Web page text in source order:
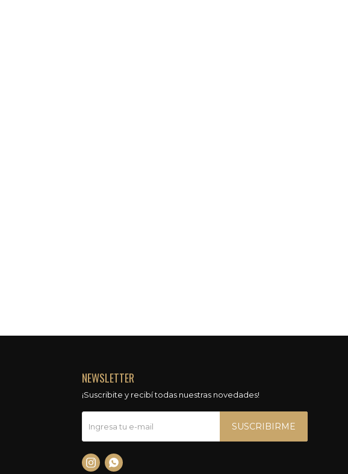
NEWSLETTER
¡Suscribite y recibí todas nuestras novedades!
SUSCRIBIRME
 